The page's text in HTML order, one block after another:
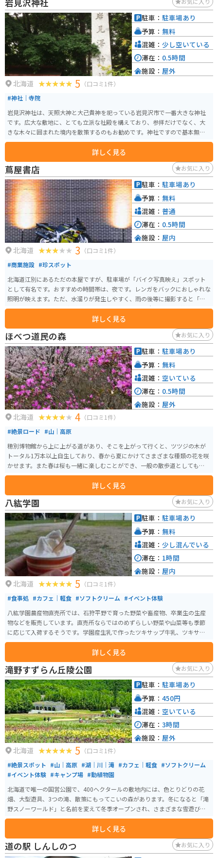
岩見沢神社
北海道 5 （口コミ1件）
#神社｜寺院
岩見沢神社は、天照大神と大己貴神を祀っている岩見沢市で一番大きな神社
です。広大な敷地に、とても立派な社殿を構えており、参拝だけでなく、大
きな木々に囲まれた境内を散策するのもお勧めです。神社ですので基本無料
ですが、お気持ちのお賽銭はお納めするのがよいでしょう。
詳しく見る
駐車： 駐車場あり
予算： 無料
混雑： 少し空いている
滞在： 0.5時間
施設： 屋外
蔦屋書店 お気に入り
北海道 3 （口コミ1件）
#商業施設 #珍スポット
北海道江別にあるただの本屋ですが、駐車場が「バイク写真映え」スポット
として有名です。おすすめの時間帯は、夜です。レンガをバックにおしゃれな
照明が映えます。ただ、水溜りが発生しやすく、雨の後等に撮影すると「オ
イル漏れ」みたいな写真ができてしまいますのでご注意ください（笑）。
詳しく見る
駐車： 駐車場あり
予算： 無料
混雑： 普通
滞在： 0.5時間
施設： 屋内
ほべつ道民の森 お気に入り
北海道 4 （口コミ1件）
#絶景ロード #山｜高原
穂別博物館から上に上がる道があり、そこを上がって行くと、ツツジの木が
トータル1万本以上自生しており、春から夏にかけてさまざまな種類の花を咲
かせます。また春は桜も一緒に楽しむことができ、一般の散歩道としてもおす
すめです！
詳しく見る
駐車： 駐車場あり
予算： 無料
混雑： 空いている
滞在： 0.5時間
施設： 屋外
八紘学園 お気に入り
北海道 5 （口コミ1件）
#食事処 #カフェ｜軽食 #ソフトクリーム #イベント体験
八紘学園農産物直売所では、石狩平野で育った野菜や畜産物、卒業生の生産
物などを販売しています。直売所ならではのめずらしい野菜や山菜等も季節
に応じて入荷するそうです。学園産生乳で作ったツキサップ牛乳、ツキサッ
プヨーグルト（飲むヨーグルト）、名物ソフトクリームの販売も行っていま
限定販売。季節限定でプルーン・ブルーベリー・さくらんぼ・イチゴなどの
果物狩りも行っています。のどかな自然の中でゆっくりソフトクリームを食
べるのがおすすめです。
詳しく見る
駐車： 駐車場あり
予算： 無料
混雑： 少し混んでいる
滞在： 1時間
施設： 屋内
滝野すずらん丘陵公園 お気に入り
北海道 5 （口コミ1件）
#絶景スポット #山｜高原 #湖｜川｜滝 #カフェ｜軽食 #ソフトクリーム
#イベント体験 #キャンプ場 #動植物園
北海道で唯一の国営公園で、400ヘクタールの敷地内には、色とりどりの花
畑、大型遊具、3つの滝、散策にもってこいの森があります。冬になると「滝
野スノーワールド」と名前を変えて冬季オープンされ、さまざまな雪遊びを
楽しめるスポットです。
詳しく見る
駐車： 駐車場あり
予算： 450円
混雑： 空いている
滞在： 3時間
施設： 屋外
道の駅 しんしのつ お気に入り